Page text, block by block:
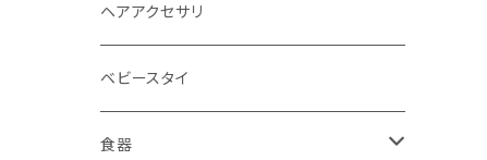
ヘアアクセサリ
ベビースタイ
食器